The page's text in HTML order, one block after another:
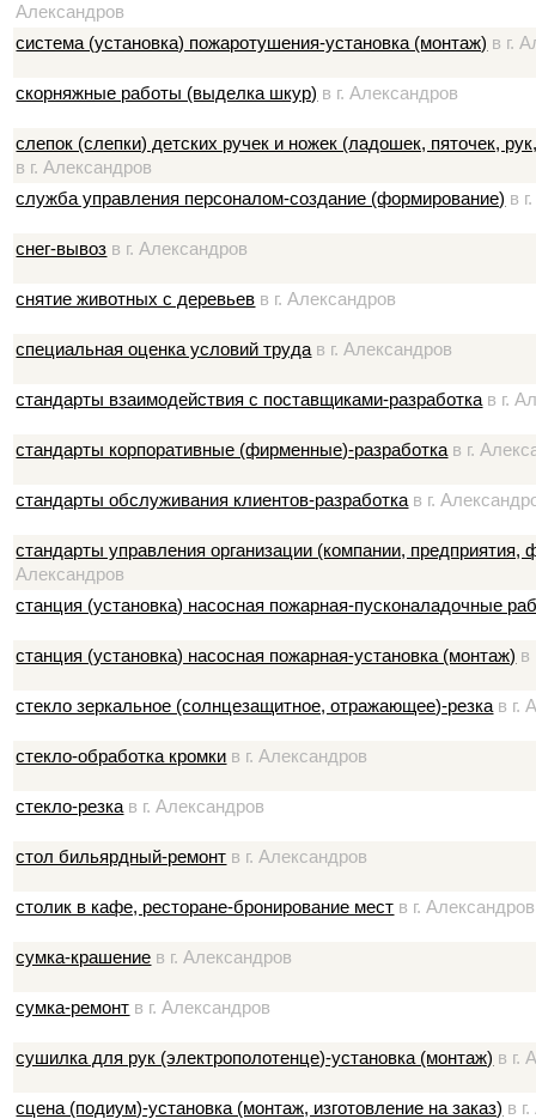
Александров
система (установка) пожаротушения-установка (монтаж) в г.
скорняжные работы (выделка шкур) в г. Александров
слепок (слепки) детских ручек и ножек (ладошек, пяточек,
в г. Александров
служба управления персоналом-создание (формирование) в
снег-вывоз в г. Александров
снятие животных с деревьев в г. Александров
специальная оценка условий труда в г. Александров
стандарты взаимодействия с поставщиками-разработка в г.
стандарты корпоративные (фирменные)-разработка в г.
стандарты обслуживания клиентов-разработка в г.
стандарты управления организации (компании, предприятия,
Александров
станция (установка) насосная пожарная-пусконаладочные
станция (установка) насосная пожарная-установка (монтаж) в
стекло зеркальное (солнцезащитное, отражающее)-резка в г.
стекло-обработка кромки в г. Александров
стекло-резка в г. Александров
стол бильярдный-ремонт в г. Александров
столик в кафе, ресторане-бронирование мест в г. Александров
сумка-крашение в г. Александров
сумка-ремонт в г. Александров
сушилка для рук (электрополотенце)-установка (монтаж) в г.
сцена (подиум)-установка (монтаж, изготовление на заказ) в